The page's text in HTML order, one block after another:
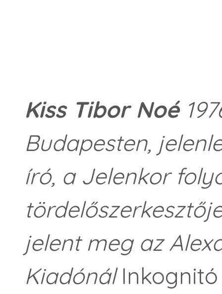
Kiss Tibor Noé
Budapesten,
író, a Jelenkor
jelent meg az
Kiadónál